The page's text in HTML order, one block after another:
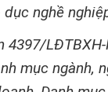
nghề
4397/
mục ngành,